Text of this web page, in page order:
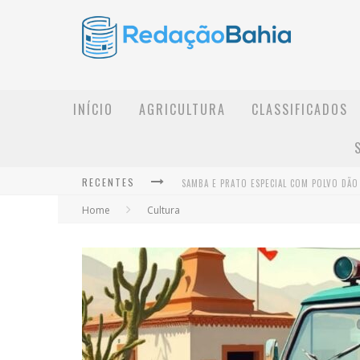
INÍCIO AGRICULTURA CLASSIFICADOS
RECENTES
Home Cultura